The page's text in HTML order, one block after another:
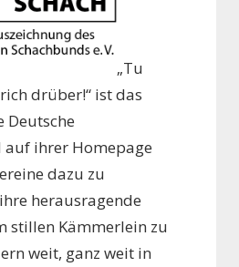
„Tu
drüber!“ ist das
Deutsche
auf ihrer Homepage
dazu zu
herausragende
stillen Kämmerlein zu
weit, ganz weit in